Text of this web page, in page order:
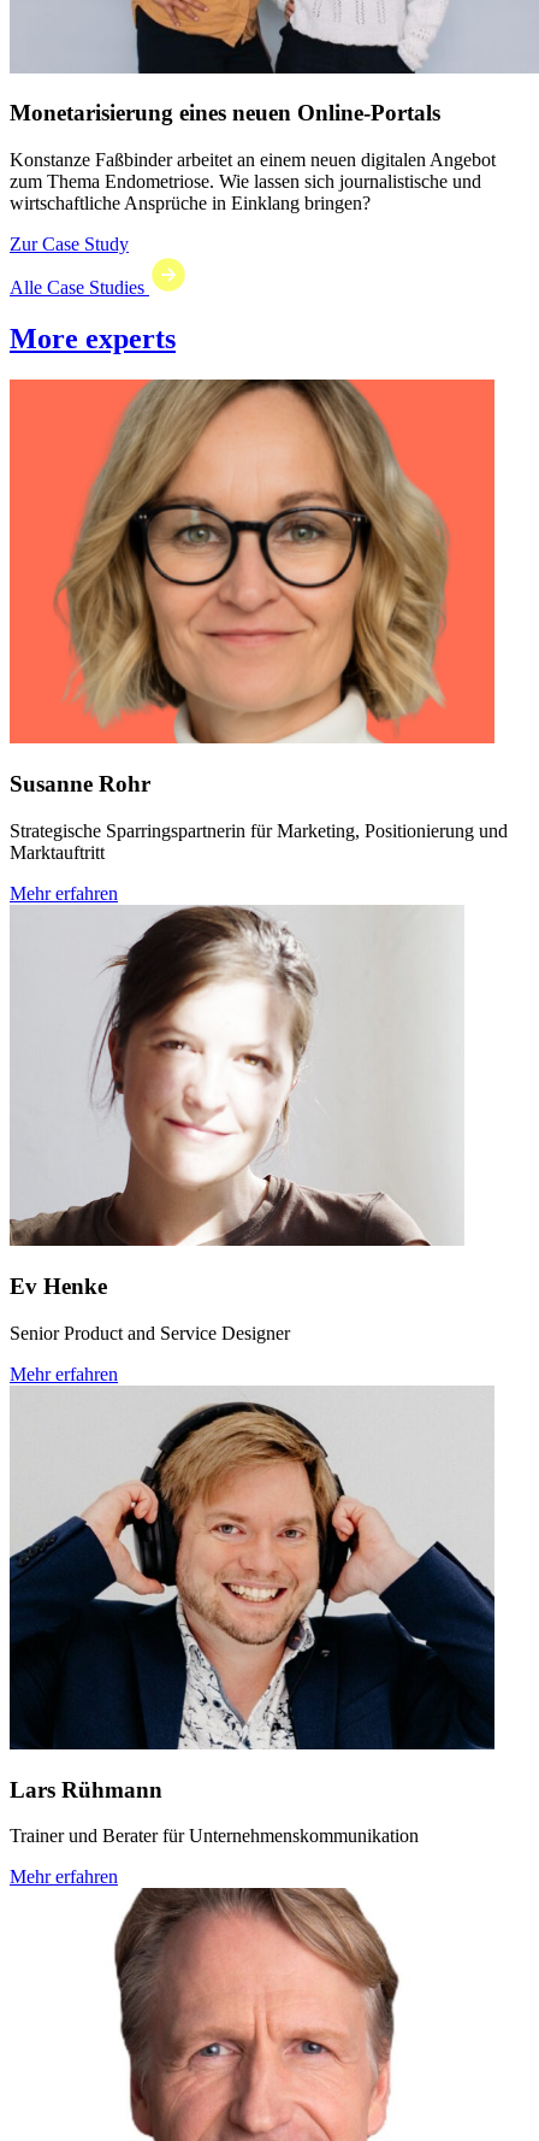
Monetarisierung eines neuen Online-Portals
Konstanze Faßbinder arbeitet an einem neuen digitalen Angebot
zum Thema Endometriose. Wie lassen sich journalistische und
wirtschaftliche Ansprüche in Einklang bringen?
Zur Case Study
Alle Case Studies
More experts
Susanne Rohr
Strategische Sparringspartnerin für Marketing, Positionierung und
Marktauftritt
Mehr erfahren
Ev Henke
Senior Product and Service Designer
Mehr erfahren
Lars Rühmann
Trainer und Berater für Unternehmenskommunikation
Mehr erfahren